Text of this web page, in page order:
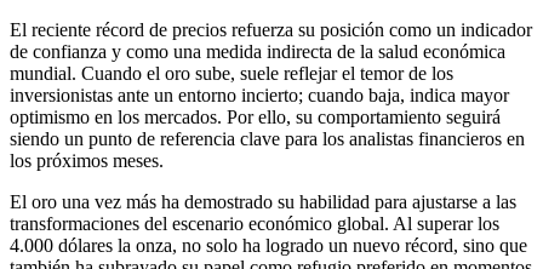
El reciente récord de precios refuerza su posición como un indicador
de confianza y como una medida indirecta de la salud económica
mundial. Cuando el oro sube, suele reflejar el temor de los
inversionistas ante un entorno incierto; cuando baja, indica mayor
optimismo en los mercados. Por ello, su comportamiento seguirá
siendo un punto de referencia clave para los analistas financieros en
los próximos meses.
El oro una vez más ha demostrado su habilidad para ajustarse a las
transformaciones del escenario económico global. Al superar los
4.000 dólares la onza, no solo ha logrado un nuevo récord, sino que